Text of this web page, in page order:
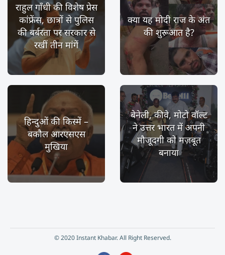
राहुल गाँधी की विशेष प्रेस
कांफ्रेंस, छात्रों से पुलिस
की बर्बरता पर सरकार से
रखीं तीन मांगें
क्या यह मोदी राज के अंत
की शुरूआत है?
हिन्दुओं की किस्में –
बकौल आरएसएस
मुखिया
बेनेली, कीवे, मोटो वॉल्ट
ने उत्तर भारत में अपनी
मौजूदगी को मज़बूत
बनाया
© 2020 Instant Khabar. All Right Reserved.